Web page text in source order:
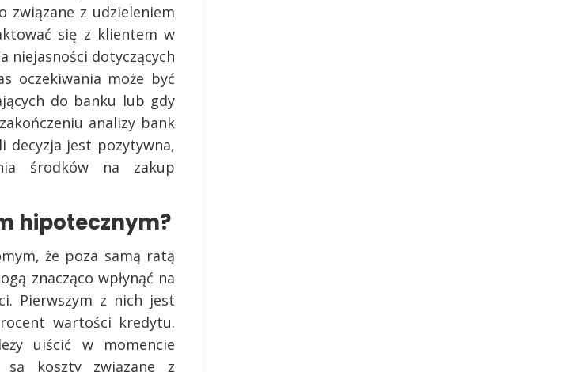
związane z udzieleniem
się z klientem w
niejasności dotyczących
oczekiwania może być
do banku lub gdy
analizy bank
decyzja jest pozytywna,
środków na zakup
hipotecznym?
że poza samą ratą
znacząco wpłynąć na
Pierwszym z nich jest
wartości kredytu.
uiścić w momencie
są koszty związane z